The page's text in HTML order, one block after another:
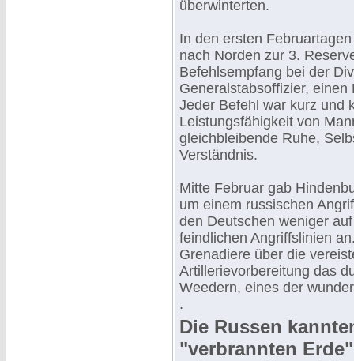
überwinterten.
In den ersten
nach Norden zur 3.
Befehlsempfang bei der
Generalstabsoffizier,
Jeder Befehl war kurz und
Leistungsfähigkeit von
gleichbleibende Ruhe,
Verständnis.
Mitte Februar gab
um einem russischen
den Deutschen weniger
feindlichen Angriffslinien
Grenadiere über die
Artillerievorbereitung das
Weedern, eines der
.
Die Russen
"verbrannten Erde"